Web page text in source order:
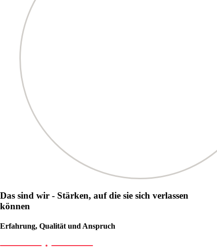
Das sind wir - Stärken, auf die sie sich verlassen
können
Erfahrung, Qualität und Anspruch